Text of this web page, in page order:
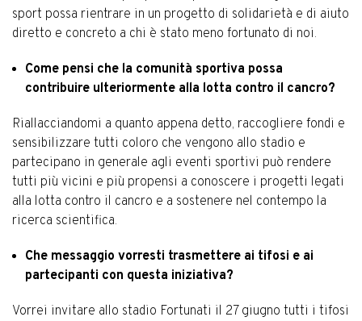
sport possa rientrare in un progetto di solidarietà e di aiuto
diretto e concreto a chi è stato meno fortunato di noi.
Come pensi che la comunità sportiva possa
contribuire ulteriormente alla lotta contro il cancro?
Riallacciandomi a quanto appena detto, raccogliere fondi e
sensibilizzare tutti coloro che vengono allo stadio e
partecipano in generale agli eventi sportivi può rendere
tutti più vicini e più propensi a conoscere i progetti legati
alla lotta contro il cancro e a sostenere nel contempo la
ricerca scientifica.
Che messaggio vorresti trasmettere ai tifosi e ai
partecipanti con questa iniziativa?
Vorrei invitare allo stadio Fortunati il 27 giugno tutti i tifosi